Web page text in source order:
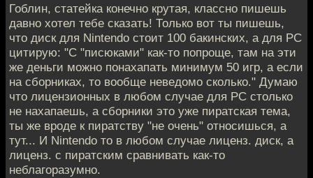
Гоблин, статейка конечно крутая, классно пишешь
давно хотел тебе сказать! Только вот ты пишешь,
что диск для Nintendo стоит 100 бакинских, а для PC
цитирую: "С "писюками" как-то попроще, там на эти
же деньги можно понахапать минимум 50 игр, а если
на сборниках, то вообще неведомо сколько." Думаю
что лицензионных в любом случае для PC столько
не нахапаешь, а сборники это уже пиратская тема,
ты же вроде к пиратству "не очень" относишься, а
тут... И Nintendo то в любом случае лиценз. диск, а
лиценз. с пиратским сравнивать как-то
неблагоразумно.